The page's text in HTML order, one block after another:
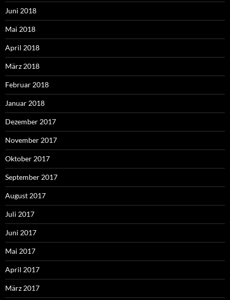
Juni 2018
Mai 2018
April 2018
März 2018
Februar 2018
Januar 2018
Dezember 2017
November 2017
Oktober 2017
September 2017
August 2017
Juli 2017
Juni 2017
Mai 2017
April 2017
März 2017